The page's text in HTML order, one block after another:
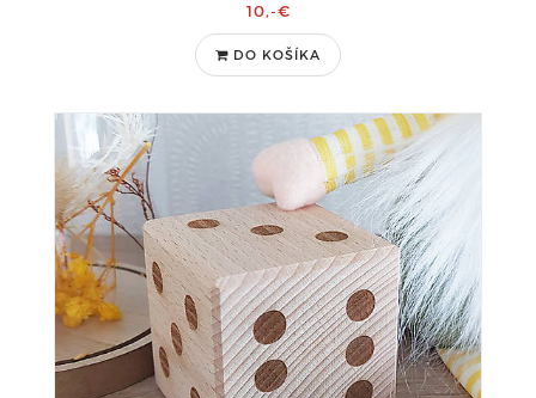
10,-€
DO KOŠÍKA